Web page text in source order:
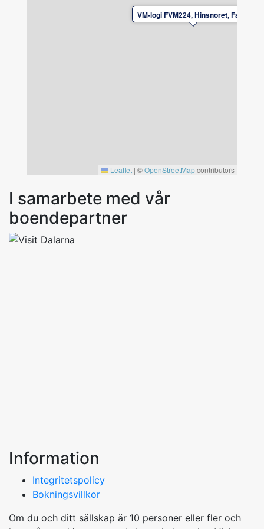
VM-logi FVM224, Hinsnoret, Falun
Leaflet | ©OpenStreetMapcontributors
I samarbete med vår
boendepartner
Information
Integritetspolicy
Bokningsvillkor
Om du och ditt sällskap är 10 personer eller fler och